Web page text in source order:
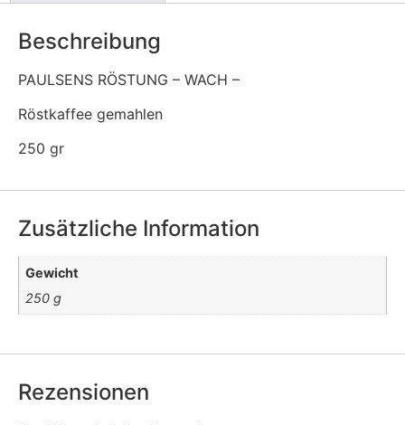
Beschreibung
PAULSENS RÖSTUNG – WACH –
Röstkaffee gemahlen
250 gr
Zusätzliche Information
Gewicht
250 g
Rezensionen